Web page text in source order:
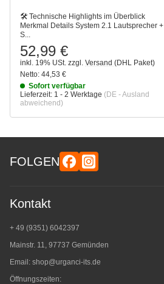
🛠️ Technische Highlights im Überblick
Merkmal Details System 2.1 Lautsprecher +
S...
52,99 €
inkl. 19% USt. zzgl. Versand (DHL Paket)
Netto: 44,53 €
Sofort verfügbar
Lieferzeit: 1 - 2 Werktage (DE - Ausland
abweichend)
FOLGEN
Kontakt
+ 49 (9351) 6042397
Mainstr. 11, 97737 Gemünden
Email: shop@urganci-its.de
Öffnungszeiten: